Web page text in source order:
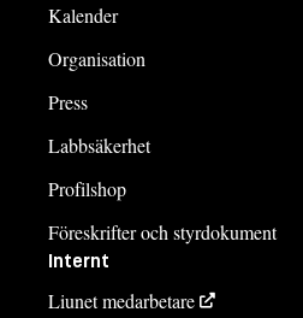
Kalender
Organisation
Press
Labbsäkerhet
Profilshop
Föreskrifter och styrdokument
Internt
Liunet medarbetare